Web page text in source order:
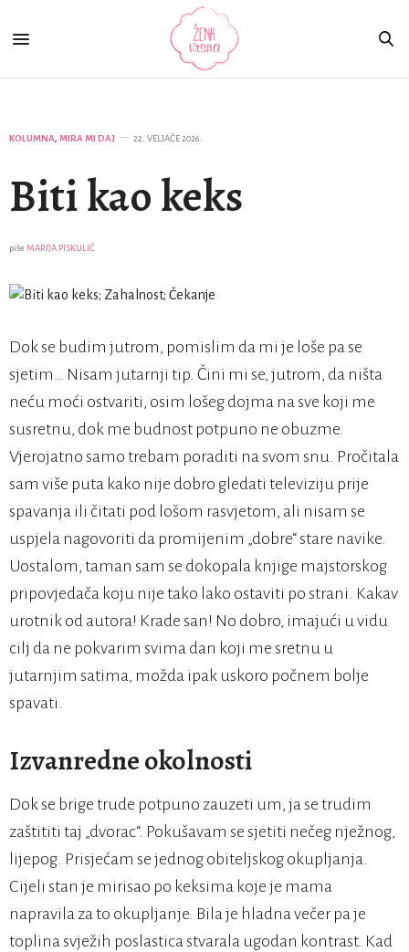
KOLUMNA, MIRA MI DAJ 22. VELJAČE 2026.
Biti kao keks
piše MARIJA PISKULIĆ
Dok se budim jutrom, pomislim da mi je loše pa se
sjetim… Nisam jutarnji tip. Čini mi se, jutrom, da ništa
neću moći ostvariti, osim lošeg dojma na sve koji me
susretnu, dok me budnost potpuno ne obuzme.
Vjerojatno samo trebam poraditi na svom snu. Pročitala
sam više puta kako nije dobro gledati televiziju prije
spavanja ili čitati pod lošom rasvjetom, ali nisam se
uspjela nagovoriti da promijenim „dobre“ stare navike.
Uostalom, taman sam se dokopala knjige majstorskog
pripovjedača koju nije tako lako ostaviti po strani. Kakav
urotnik od autora! Krade san! No dobro, imajući u vidu
cilj da ne pokvarim svima dan koji me sretnu u
jutarnjim satima, možda ipak uskoro počnem bolje
spavati.
Izvanredne okolnosti
Dok se brige trude potpuno zauzeti um, ja se trudim
zaštititi taj „dvorac“. Pokušavam se sjetiti nečeg nježnog,
lijepog. Prisjećam se jednog obiteljskog okupljanja.
Cijeli stan je mirisao po keksima koje je mama
napravila za to okupljanje. Bila je hladna večer pa je
toplina svježih poslastica stvarala ugodan kontrast. Kad